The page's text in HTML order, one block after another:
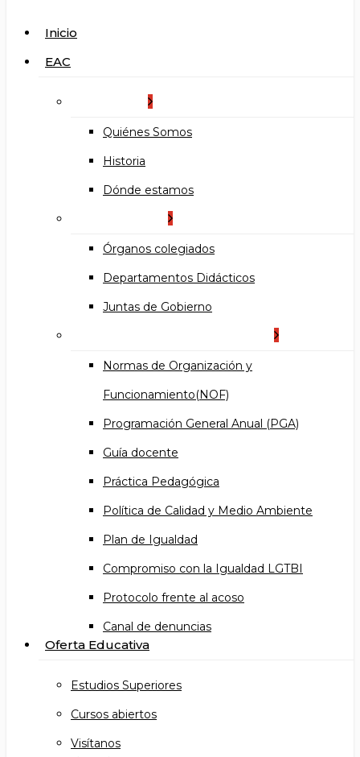
search
Menu
Inicio
EAC
Quiénes Somos
Historia
Dónde estamos
Órganos colegiados
Departamentos Didácticos
Juntas de Gobierno
Normas de Organización y
Funcionamiento(NOF)
Programación General Anual (PGA)
Guía docente
Práctica Pedagógica
Política de Calidad y Medio Ambiente
Plan de Igualdad
Compromiso con la Igualdad LGTBI
Protocolo frente al acoso
Canal de denuncias
Oferta Educativa
Estudios Superiores
Cursos abiertos
Visítanos